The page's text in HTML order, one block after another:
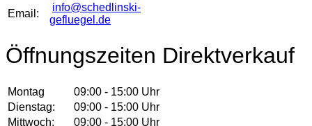
Email:
info@schedlinski-
gefluegel.de
Öffnungszeiten Direktverkauf
Montag
09:00 - 15:00 Uhr
Dienstag:
09:00 - 15:00 Uhr
Mittwoch:
09:00 - 15:00 Uhr